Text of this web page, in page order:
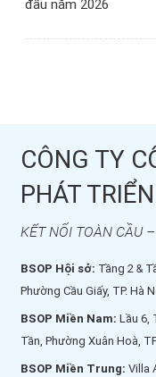
đầu năm 2026
CÔNG TY
PHÁT
KẾT NỐI TOÀN CẦU
BSOP Hội sở: Tầng 2 &
Phường Cầu Giấy, TP. Hà
BSOP Miền Nam: Lầu 6,
Tần, Phường Xuân Hoà,
BSOP Miền Trung: Villa